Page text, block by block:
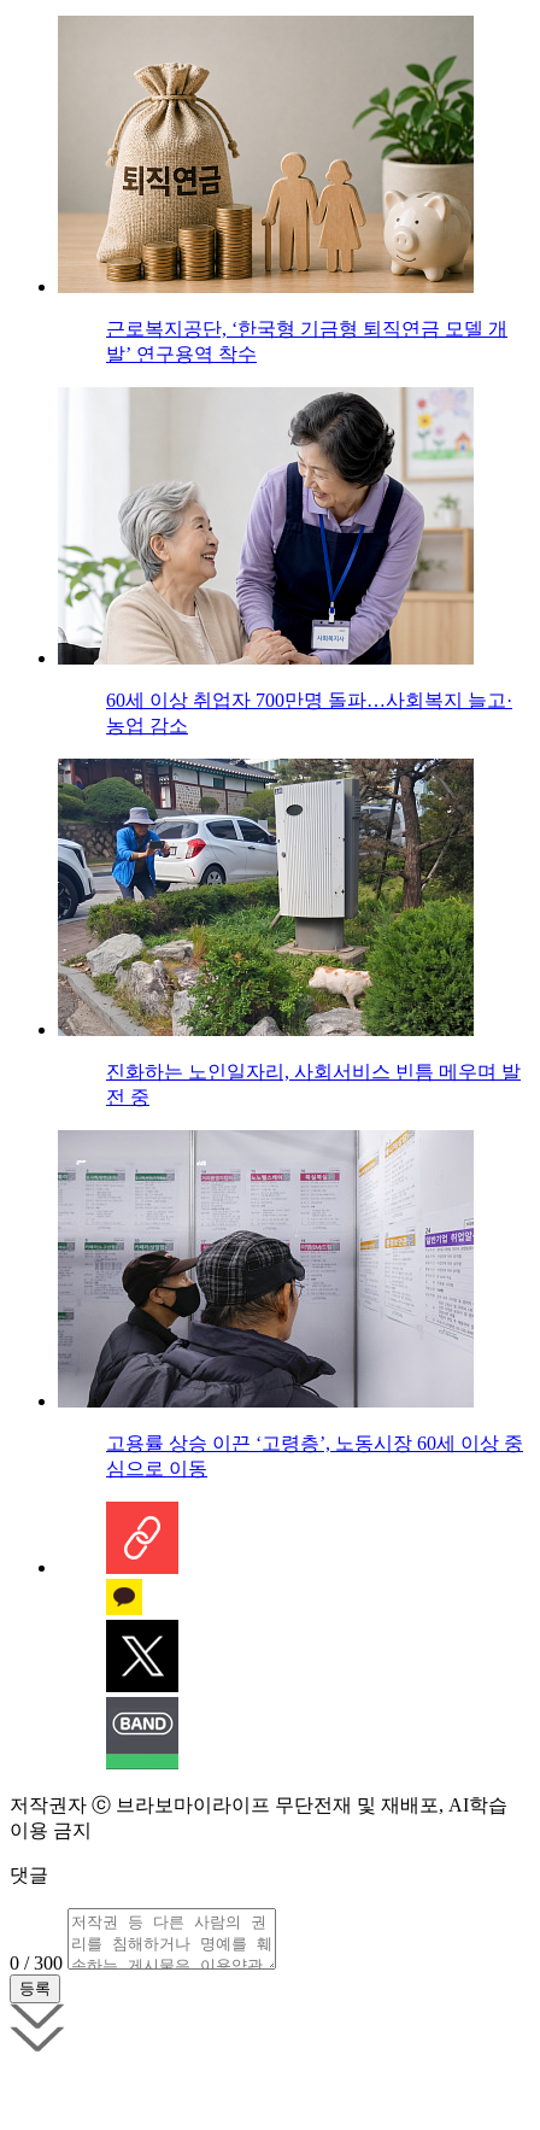
근로복지공단, ‘한국형 기금형 퇴직연금 모델 개
발’ 연구용역 착수
60세 이상 취업자 700만명 돌파…사회복지 늘고·
농업 감소
진화하는 노인일자리, 사회서비스 빈틈 메우며 발
전 중
고용률 상승 이끈 ‘고령층’, 노동시장 60세 이상 중
심으로 이동
저작권자 ⓒ 브라보마이라이프 무단전재 및 재배포, AI학습
이용 금지
댓글
0 / 300